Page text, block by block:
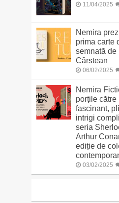
11/04/2025
Nemira
prima carte
semnată de
Cârstean
06/02/2025
Nemira
porțile către
fascinant,
intrigi
seria
Arthur
ediție de
03/02/2025